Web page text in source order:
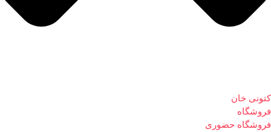
کتونی خان
فروشگاه
فروشگاه حضوری